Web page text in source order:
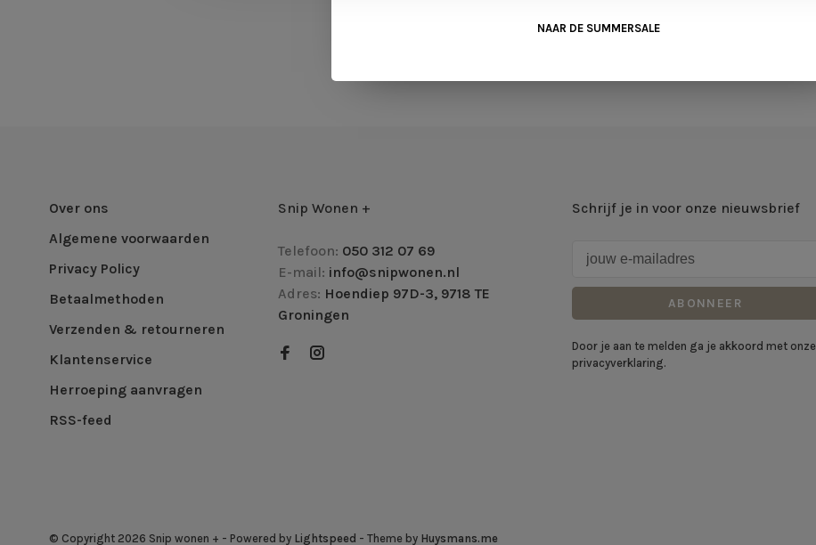
Over ons
Algemene voorwaarden
Privacy Policy
Betaalmethoden
Verzenden & retourneren
Klantenservice
Herroeping aanvragen
RSS-feed
Snip Wonen +
Telefoon: 050 312 07 69
E-mail: info@snipwonen.nl
Adres: Hoendiep 97D-3, 9718 TE
Groningen
Schrijf je in voor onze nieuwsbrief
ABONNEER
Door je aan te melden ga je akkoord met onze
privacyverklaring.
© Copyright 2026 Snip wonen + - Powered by Lightspeed - Theme by Huysmans.me
NAAR DE SUMMERSALE